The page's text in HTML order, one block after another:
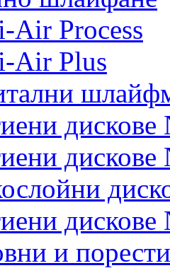
Air Process
Air Plus
и